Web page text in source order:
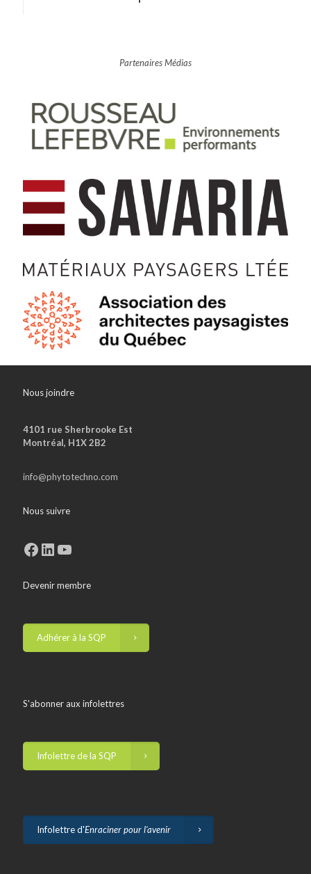
Partenaires Médias
Nous joindre
4101 rue Sherbrooke Est
Montréal, H1X 2B2
info@phytotechno.com
Nous suivre
Facebook
LinkedIn
YouTube
Devenir membre
Adhérer à la SQP
S'abonner aux infolettres
Infolettre de la SQP
Infolettre d'Enraciner pour l'avenir